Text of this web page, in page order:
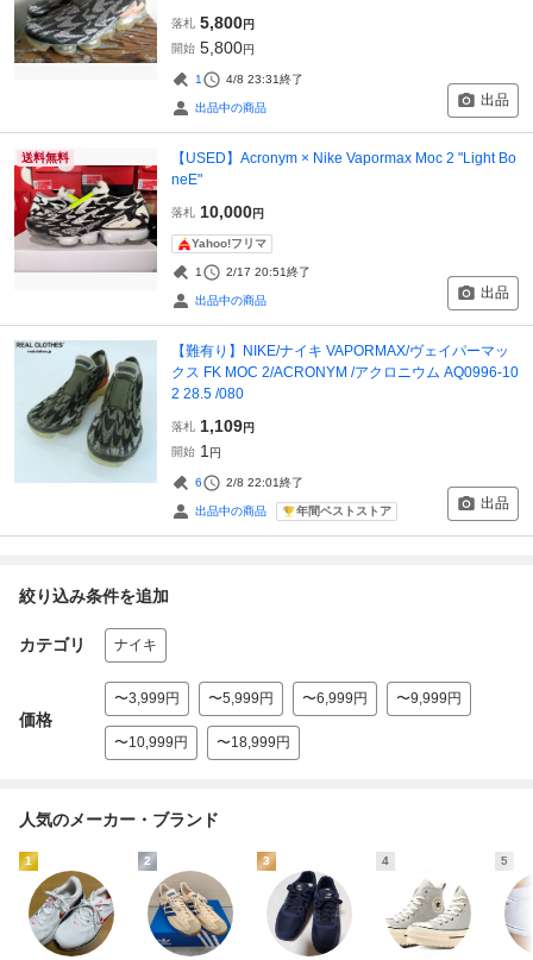
落札 5,800円
開始 5,800円
1 4/8 23:31終了
出品中の商品 出品
送料無料
【USED】Acronym × Nike Vapormax Moc 2 "Light Bo
neE"
落札 10,000円
Yahoo!フリマ
1 2/17 20:51終了
出品中の商品 出品
【難有り】NIKE/ナイキ VAPORMAX/ヴェイパーマッ
クス FK MOC 2/ACRONYM /アクロニウム AQ0996-10
2 28.5 /080
落札 1,109円
開始 1 円
6 2/8 22:01終了
出品中の商品 年間ベストストア 出品
絞り込み条件を追加
カテゴリ ナイキ
価格
〜3,999円 〜5,999円 〜6,999円 〜9,999円
〜10,999円 〜18,999円
人気のメーカー・ブランド
1 2 3 4 5